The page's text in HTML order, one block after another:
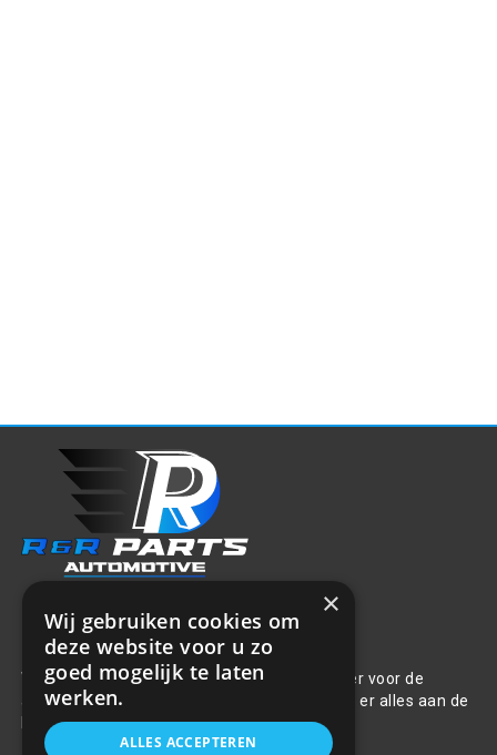
Over ons
Welkom bij R&R Parts Automotive, uw partner voor de
aanschaf van alle auto accessoires. Wij doen er alles aan de
beste selectie, service & prijs te bieden.
×
Wij gebruiken cookies om
deze website voor u zo
goed mogelijk te laten
werken.
ALLES ACCEPTEREN